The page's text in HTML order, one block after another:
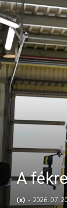
A
(x) - 2026. 07.